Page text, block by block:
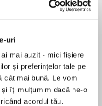
uri
mai auzit - mici fișiere
și preferințelor tale pe
cât mai bună. Le vom
îți mulțumim dacă ne-o
acordul tău.
de
Migdală
Sohn Won-pyung